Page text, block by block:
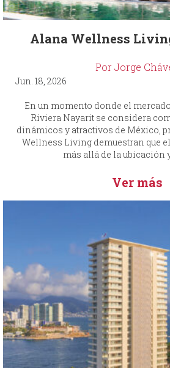
Alana Wellness
Por Jorge
Jun. 18, 2026
En un momento donde el
Riviera Nayarit se considera
dinámicos y atractivos de México,
Wellness Living demuestran que
más allá de la ubicación
Ver más